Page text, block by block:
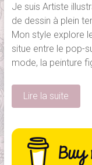
Je suis Artiste
de dessin à plein
Mon style explore
situe entre le pop-
mode, la peinture
Lire la suite